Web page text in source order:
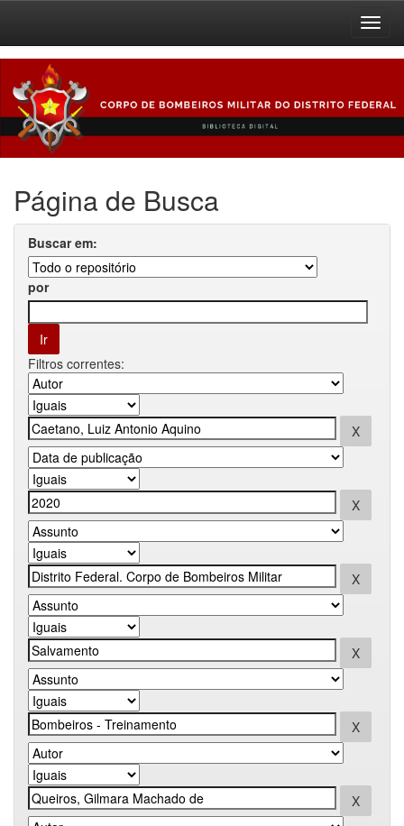
navigation
Página de Busca
Buscar em:
por
Filtros correntes: